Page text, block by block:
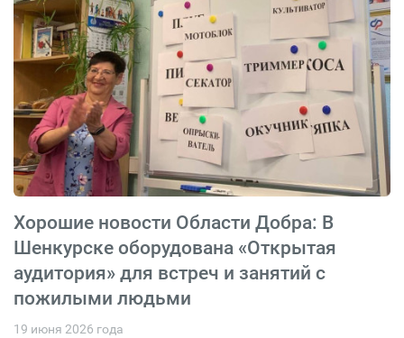
Хорошие новости Области Добра: В
Шенкурске оборудована «Открытая
аудитория» для встреч и занятий с
пожилыми людьми
19 июня 2026 года